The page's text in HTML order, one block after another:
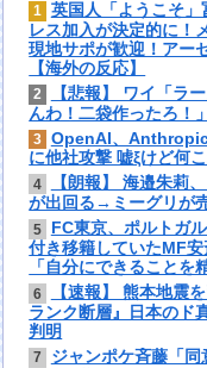
1 英国人「ようこそ
レス加入が決定的に！
現地サポが歓迎！アー
【海外の反応】
2
【悲報】 ワイ「ラ
んわ！二袋作ったろ！
3 OpenAI、
に他社攻撃 嘘ξけど何
4
【朗報】 海邉朱莉
が出回る→ミーグリが
5
FC東京、ポルトガ
付き移籍していたMF
「自分にできることを
6
【速報】 熊本地震
ランク断層』日本のド
判明
7
ジャンポケ斉藤「